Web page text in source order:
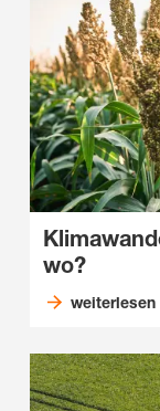
wo?
weiterlesen